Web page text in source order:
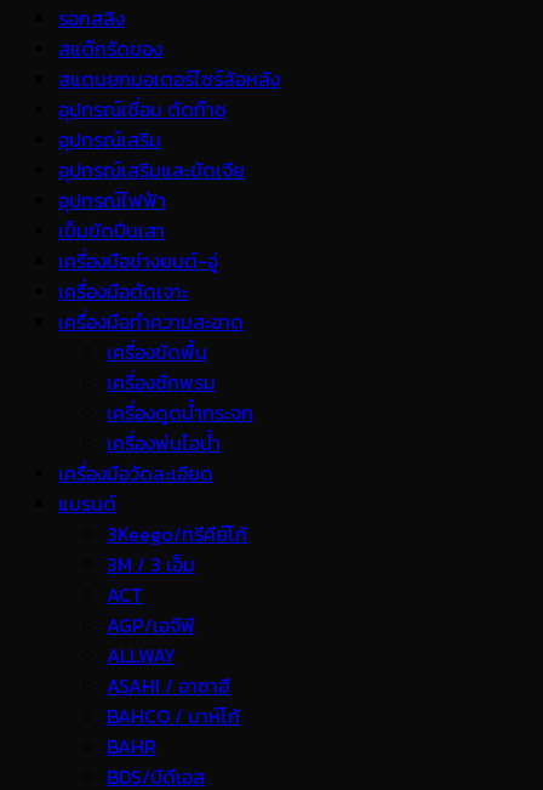
รอกสลิง
สแต๊กรัดของ
สแตนยกมอเตอร์ไซร์ล้อหลัง
อุปกรณ์เชื่อม ตัดก๊าซ
อุปกรณ์เสริม
อุปกรณ์เสริมและขัดเจีย
อุปกรณ์ไฟฟ้า
เข็มขัดปีนเสา
เครื่องมือช่างยนต์-อู่
เครื่องมือตัดเจาะ
เครื่องมือทำความสะอาด
เครื่องขัดพื้น
เครื่องซักพรม
เครื่องดูดน้ำกระจก
เครื่องพ่นไอน้ำ
เครื่องมือวัดละเอียด
แบรนด์
3Keego/ทรีคีย์โก้
3M / 3 เอ็ม
ACT
AGP/เอจีพี
ALLWAY
ASAHI / อาซาฮี
BAHCO / บาห์โก้
BAHR
BDS/บีดีเอส